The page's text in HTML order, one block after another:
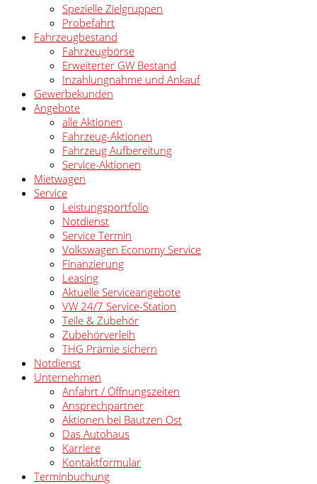
Spezielle Zielgruppen
Probefahrt
Fahrzeugbestand
Fahrzeugbörse
Erweiterter GW Bestand
Inzahlungnahme und Ankauf
Gewerbekunden
Angebote
alle Aktionen
Fahrzeug-Aktionen
Fahrzeug Aufbereitung
Service-Aktionen
Mietwagen
Service
Leistungsportfolio
Notdienst
Service Termin
Volkswagen Economy Service
Finanzierung
Leasing
Aktuelle Serviceangebote
VW 24/7 Service-Station
Teile & Zubehör
Zubehörverleih
THG Prämie sichern
Notdienst
Unternehmen
Anfahrt / Öffnungszeiten
Ansprechpartner
Aktionen bei Bautzen Ost
Das Autohaus
Karriere
Kontaktformular
Terminbuchung